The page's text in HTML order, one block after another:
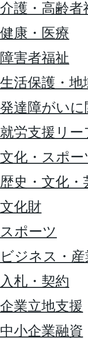
介護・高齢者
健康・医療
障害者福祉
生活保護・地
発達障がいに
就労支援リー
文化・スポー
歴史・文化・
文化財
スポーツ
ビジネス・産
入札・契約
企業立地支援
中小企業融資